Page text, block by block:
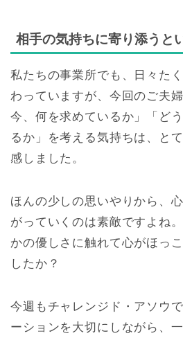
相手の気持ちに寄り添うと
私たちの事業所でも、日々た
わっていますが、今回のご夫
今、何を求めているか」「ど
るか」を考える気持ちは、と
感しました。
ほんの少しの思いやりから、
がっていくのは素敵ですよね
かの優しさに触れて心がほっ
したか？
今週もチャレンジド・アソウ
ーションを大切にしながら、